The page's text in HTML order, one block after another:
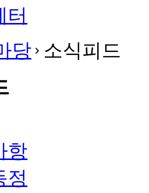
터
당 navigate_next 소식피드
항
정